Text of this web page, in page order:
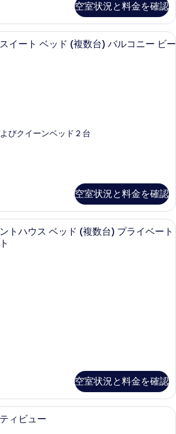
空室状況と料金を確認
プレミアム スタジオスイート ベッ
イート ベッド (複数台) バルコニー ビー
びクイーンベッド 2 台
空室状況と料金を確認
エクスクルーシブ ペントハウス ベ
トハウス ベッド (複数台) プライベート
空室状況と料金を確認
スタジオスイート シティビュー | エ
ィビュー